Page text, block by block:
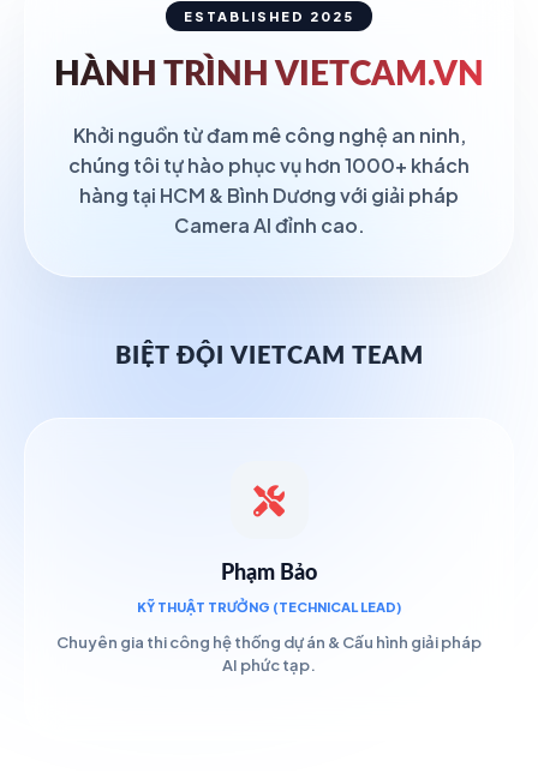
ESTABLISHED 2025
HÀNH TRÌNH VIETCAM.VN
Khởi nguồn từ đam mê công nghệ an ninh,
chúng tôi tự hào phục vụ hơn 1000+ khách
hàng tại HCM & Bình Dương với giải pháp
Camera AI đỉnh cao.
BIỆT ĐỘI VIETCAM TEAM
Phạm Bảo
KỸ THUẬT TRƯỞNG (TECHNICAL LEAD)
Chuyên gia thi công hệ thống dự án & Cấu hình giải pháp
AI phức tạp.